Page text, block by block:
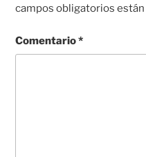
campos obligatorios
Comentario*